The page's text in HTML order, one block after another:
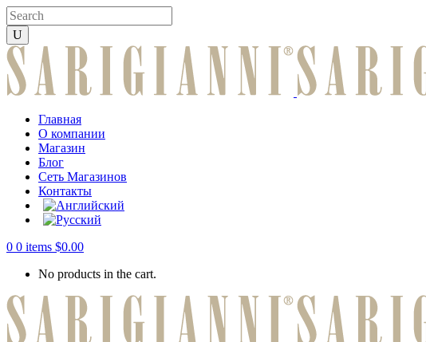
Главная
О компании
Магазин
Блог
Сеть Магазинов
Контакты
0 0 items $0.00
No products in the cart.